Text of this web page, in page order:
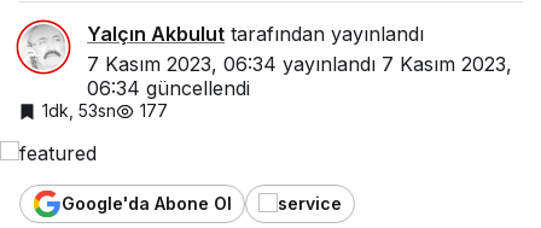
Yalçın Akbulut tarafından yayınlandı
7 Kasım 2023, 06:34 yayınlandı 7 Kasım 2023,
06:34 güncellendi
1dk, 53sn 177
Google'da Abone Ol